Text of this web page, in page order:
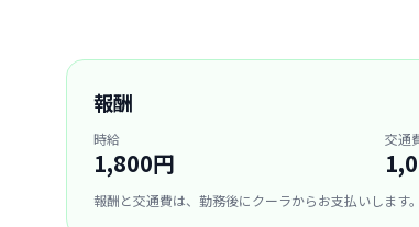
報酬
時給
1,800円
交通
報酬と交通費は、勤務後にクーラからお支払いします。